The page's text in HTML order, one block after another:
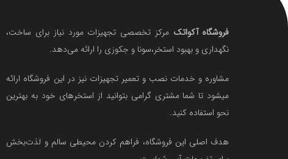
فروشگاه آکواتک مرکز تخصصی تجهیزات مورد نیاز برای ساخت،
نگهداری و بهبود استخر،سونا و جکوزی را ارائه می‌دهد.
مشاوره و خدمات نصب و تعمیر تجهیزات نیز در این فروشگاه ارائه
میشود تا شما مشتری گرامی بتوانید از استخرهای خود به بهترین
نحو استفاده کنید.
هدف اصلی این فروشگاه‌، فراهم کردن محیطی سالم و لذت‌بخش